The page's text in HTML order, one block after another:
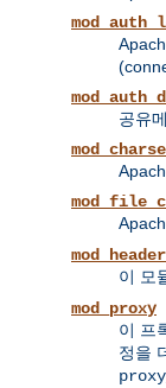
공유
이 모
mod_proxy
이 프
정을